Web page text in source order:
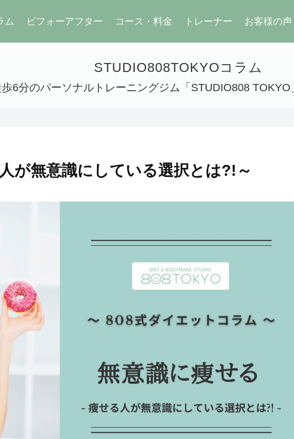
ム ビフォーアフター コース・料金 トレーナー お客様の声
STUDIO808TOKYOコラム
6分のパーソナルトレーニングジム「STUDIO808
が無意識にしている選択とは?!～